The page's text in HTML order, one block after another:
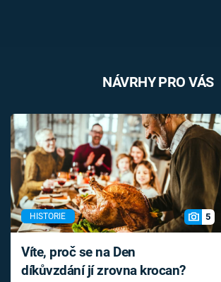
NÁVRHY PRO VÁS
HISTORIE 5
Víte, proč se na Den
díkůvzdání jí zrovna krocan?